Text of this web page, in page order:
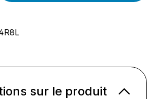
sur le produit